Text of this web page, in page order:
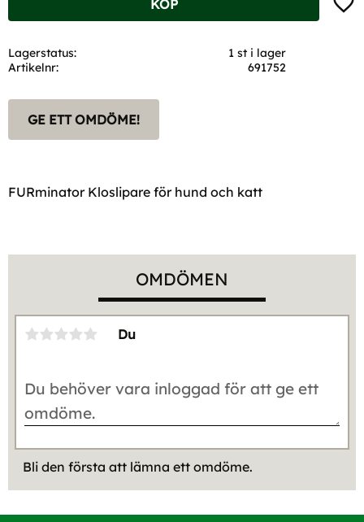
KÖP
Lagerstatus
1 st i lager
Artikelnr
691752
GE ETT OMDÖME!
FURminator Kloslipare för hund och katt
OMDÖMEN
Du
Bli den första att lämna ett omdöme.